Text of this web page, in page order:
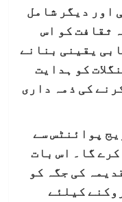
4ہزار املی اور دیگر شامل
ثقافت کو اس
یقینی بنانے
کو ہدایت
کی ذمہ داری
پوائنٹس سے
گا۔ اس بات
کی جگہ کو
کیلئے